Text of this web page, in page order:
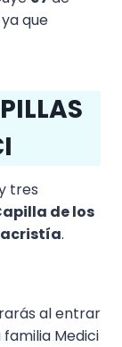
que
tres
de los
.
al entrar
Medici